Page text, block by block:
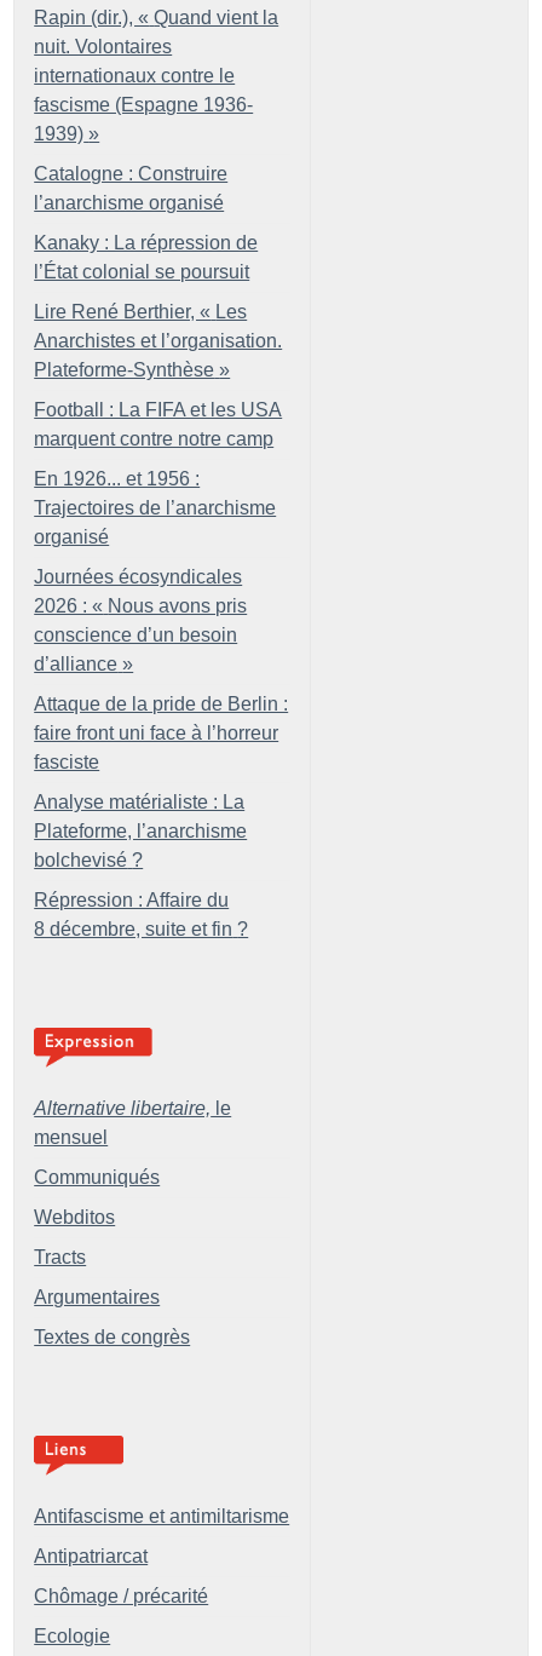
Rapin (dir.), « Quand vient la
nuit. Volontaires
internationaux contre le
fascisme (Espagne 1936-
1939) »
Catalogne : Construire
l’anarchisme organisé
Kanaky : La répression de
l’État colonial se poursuit
Lire René Berthier, « Les
Anarchistes et l’organisation.
Plateforme-Synthèse »
Football : La FIFA et les USA
marquent contre notre camp
En 1926... et 1956 :
Trajectoires de l’anarchisme
organisé
Journées écosyndicales
2026 : « Nous avons pris
conscience d’un besoin
d’alliance »
Attaque de la pride de Berlin :
faire front uni face à l’horreur
fasciste
Analyse matérialiste : La
Plateforme, l’anarchisme
bolchevisé ?
Répression : Affaire du
8 décembre, suite et fin ?
Alternative libertaire, le
mensuel
Communiqués
Webditos
Tracts
Argumentaires
Textes de congrès
Antifascisme et antimiltarisme
Antipatriarcat
Chômage / précarité
Ecologie